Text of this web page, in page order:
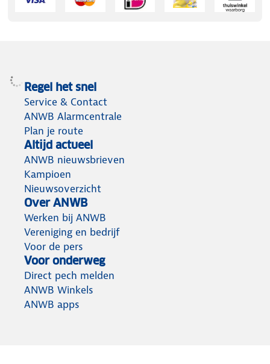
Regel het snel
Service & Contact
ANWB Alarmcentrale
Plan je route
Altijd actueel
ANWB nieuwsbrieven
Kampioen
Nieuwsoverzicht
Over ANWB
Werken bij ANWB
Vereniging en bedrijf
Voor de pers
Voor onderweg
Direct pech melden
ANWB Winkels
ANWB apps